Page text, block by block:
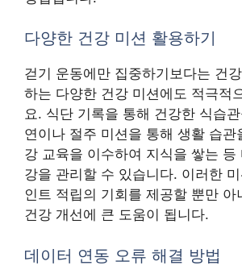
다양한 건강 미션 활용하기
걷기 운동에만 집중하기보다는 건
하는 다양한 건강 미션에도 적극적
요. 식단 기록을 통해 건강한 식습
연이나 절주 미션을 통해 생활 습관
강 교육을 이수하여 지식을 쌓는 등
강을 관리할 수 있습니다. 이러한
인트 적립의 기회를 제공할 뿐만 아
건강 개선에 큰 도움이 됩니다.
데이터 연동 오류 해결 방법